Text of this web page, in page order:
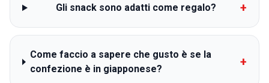
Gli snack sono adatti come regalo? +
Come faccio a sapere che gusto è se la
confezione è in giapponese?
+